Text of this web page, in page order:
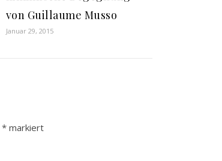
von Guillaume Musso
Januar 29, 2015
* markiert